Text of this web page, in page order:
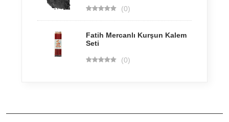
(0)
Fatih Mercanlı Kurşun Kalem
Seti
(0)